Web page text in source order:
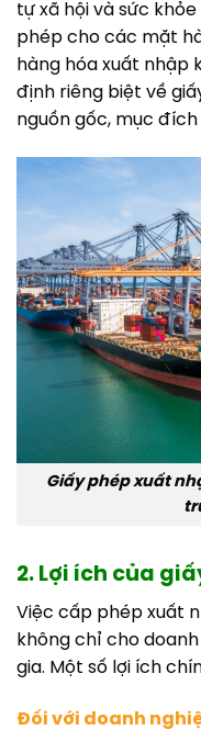
tự xã hội và sức
phép cho các mặt
hàng hóa xuất nhập
định riêng biệt về
nguồn gốc, mục đích
Giấy phép xuất
2. Lợi ích của
Việc cấp phép xuất
không chỉ cho
gia. Một số lợi ích
Đối với doanh